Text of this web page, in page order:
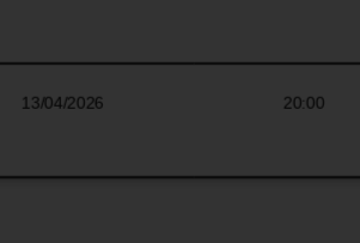
13/04/2026 20:00